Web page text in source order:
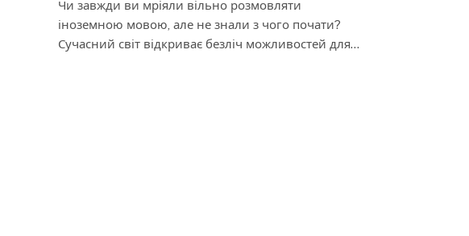
Чи завжди ви мріяли вільно розмовляти
іноземною мовою, але не знали з чого почати?
Сучасний світ відкриває безліч можливостей для…